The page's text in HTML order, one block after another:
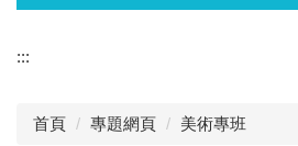
新生專區
:::
首頁 專題網頁 美術專班